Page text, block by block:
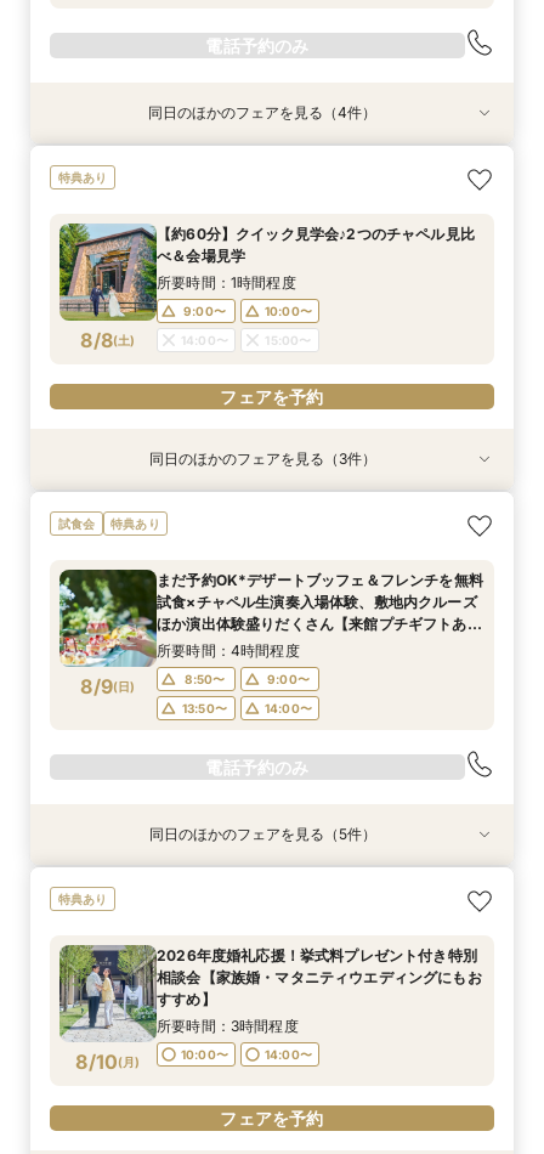
電話予約のみ
8/7 金)
2026年度婚礼応援！挙式料プレゼント付き特別
相談会【家族婚・マタニティウエディングにもお
所要時間：3時間程度
フェアを予約
8/7 金)
＼豪華特典！／軽井沢リゾ婚ダンドリ相談×館内
ストラン15％OFF利用券プレゼント】
所要時間：3時間程度
13:00〜
14:00〜
8/7 金)
【オンライン】映像でチャペル・会場見学＆見積
11:00〜
13:00〜
14:00〜
電話予約のみ
8/7 金)
【軽井沢 神前式相談フェア】水辺の独立型神殿
11:00〜
13:00〜
14:00〜
電話予約のみ
同日のほかのフェアを見る（4件）
特典あり
8/8(土)
【約60分】クイック見学会♪2つのチャペル見比
べ＆会場見学
所要時間：1時間程度
9:00〜
10:00〜
14:00〜
15:00〜
フェアを予約
8/8(土)
【軽井沢 神前式相談フェア】水辺の独立型神殿
でリゾート和婚
10:00〜 14:00〜
フェアを予約
8/8(土)
【オンライン】映像でチャペル・会場見学＆見積
相談／仮予約OK
10:00〜
11:00〜
14:00〜
15:00〜
フェアを予約
8/8(土)
2026年度婚礼応援！挙式料プレゼント付き特別
相談会【家族婚・マタニティウエディングにもお
所要時間：3時間程度
10:00〜 14:00〜
フェアを予約
同日のほかのフェアを見る（3件）
試食会 特典あり
8/9(日)
まだ予約OK*デザートブッフェ＆フレンチを無料
試食×チャペル生演奏入場体験、敷地内クルーズ
ほか演出体験盛りだくさん【来館プチギフトあ
り】
所要時間：4時間程度
8:50〜
9:00〜
13:50〜
14:00〜
電話予約のみ
8/9(日)
2026年度婚礼応援！挙式料プレゼント付き特別
相談会【家族婚・マタニティウエディングにもお
所要時間：3時間程度
10:00〜
フェアを予約
8/9(日)
【約60分】クイック見学会♪2つのチャペル見比
9:00〜
10:00〜
14:00〜
フェアを予約
8/9(日)
【軽井沢 神前式相談フェア】水辺の独立型神殿
10:00〜 14:00〜
フェアを予約
8/9(日)
【オンライン】映像でチャペル・会場見学＆見積
10:00〜
11:00〜
14:00〜
フェアを予約
8/9(日)
【品川サロン他】全国サロンでリゾート挙式相談
コンシェルジュデスク
所要時間：2時間程度
11:00〜
12:00〜
13:00〜
14:00〜
電話予約のみ
同日のほかのフェアを見る（5件）
特典あり
8/10(月)
2026年度婚礼応援！挙式料プレゼント付き特別
相談会【家族婚・マタニティウエディングにもお
すすめ】
所要時間：3時間程度
10:00〜 14:00〜
フェアを予約